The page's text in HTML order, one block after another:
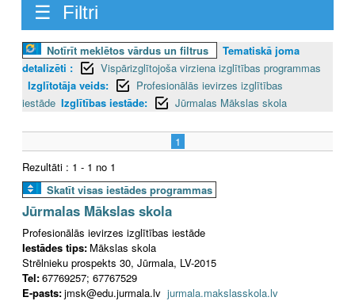
☰ Filtri
Notīrīt meklētos vārdus un filtrus
Tematiskā joma
detalizēti :
Vispārizglītojoša virziena izglītības programmas
Izglītotāja veids:
Profesionālās ievirzes izglītības
iestāde Izglītības iestāde: Jūrmalas Mākslas skola
1
Rezultāti : 1 - 1 no 1
Skatīt visas iestādes programmas
Jūrmalas Mākslas skola
Profesionālās ievirzes izglītības iestāde
Iestādes tips: Mākslas skola
Strēlnieku prospekts 30, Jūrmala, LV-2015
Tel:67769257; 67767529
E-pasts:jmsk@edu.jurmala.lv jurmala.makslasskola.lv